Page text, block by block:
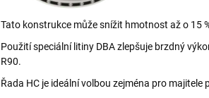
Tato konstrukce může snížit hmotnost až o 15
Použití speciální litiny DBA zlepšuje brzdný
R90.
Řada HC je ideální volbou zejména pro